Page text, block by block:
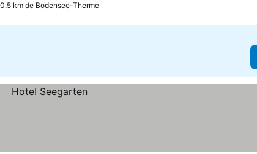
km de Bodensee-Therme